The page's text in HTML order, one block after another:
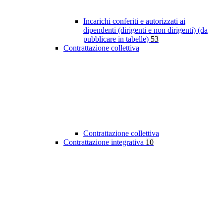
Incarichi conferiti e autorizzati ai
dipendenti (dirigenti e non dirigenti) (da
pubblicare in tabelle) 53
Contrattazione collettiva
Contrattazione collettiva
Contrattazione integrativa 10